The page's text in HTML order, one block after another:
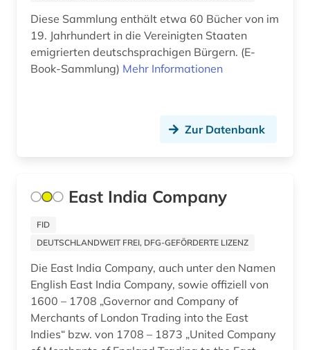
fid anglo-american culture (1)
fid asien (2)
fid geschichtswissenschaft (4)
fid nahost-, nordafrika- und islamstudien (1)
fid ost-, ostmittel- und südosteuropa (2)
filmarchiv (1)
finanzpolitik (1)
finnland (1)
Diese Sammlung enthält etwa 60 Bücher von im
19. Jahrhundert in die Vereinigten Staaten
emigrierten deutschsprachigen Bürgern. (E-
Book-Sammlung) Mehr Informationen
Zur Datenbank
East India Company
FID
DEUTSCHLANDWEIT FREI, DFG-GEFÖRDERTE LIZENZ
Die East India Company, auch unter den Namen
English East India Company, sowie offiziell von
1600 – 1708 „Governor and Company of
Merchants of London Trading into the East
Indies“ bzw. von 1708 – 1873 „United Company